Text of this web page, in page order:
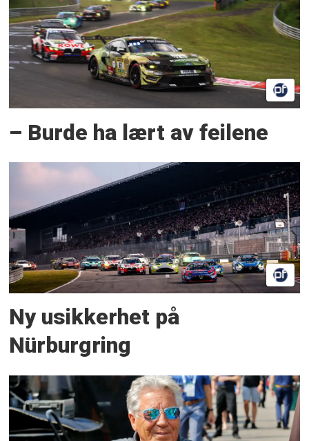
– Burde ha lært av feilene
Ny usikkerhet på
Nürburgring